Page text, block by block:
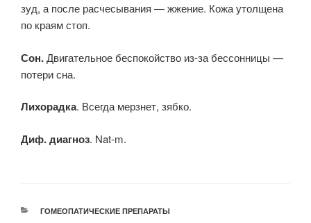
зуд, а после расчесывания — жжение. Кожа утолщена
по краям стоп.
Сон.Двигательное беспокойство из-за бессонницы —
потери сна.
Лихорадка. Всегда мерзнет, зябко.
Диф. диагноз. Nat-m.
РУБРИКИ
ГОМЕОПАТИЧЕСКИЕ ПРЕПАРАТЫ